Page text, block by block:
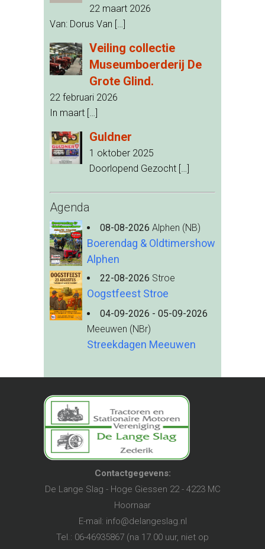
22 maart 2026
Van: Dorus Van […]
Veiling collectie
Museumboerderij De
Grote Glind.
22 februari 2026
In maart […]
Guldner
1 oktober 2025
Doorlopend Gezocht […]
Agenda
08-08-2026 Alphen (NB)
Boerendag & Oldtimershow
Alphen
22-08-2026 Stroe
Oogstfeest Stroe
04-09-2026 - 05-09-2026
Meeuwen (NBr)
Streekdagen Meeuwen
Contactgegevens:
De Lange Slag - Hoge Giessen 22 - 4223 MC
Hoornaar
E-mail: info@delangeslag.nl
Tel.: 06-46935867 (na 17.00 uur, niet op